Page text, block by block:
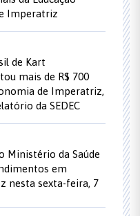
Imperatriz
de Kart
mais de R$ 700
de Imperatriz,
da SEDEC
Ministério da Saúde
em
nesta sexta-feira, 7